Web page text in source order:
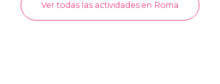
Ver todas las actividades en Roma